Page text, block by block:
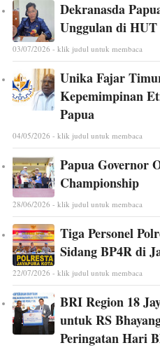
Dekranasda
Unggulan di
03/07/2026 - klik judul untuk membaca
Unika Fajar
Kepemimpinan
Papua
04/05/2026 - klik judul untuk membaca
Papua Governor
Championship
28/06/2026 - klik judul untuk membaca
Tiga Personel
Sidang BP4R di
22/07/2026 - klik judul untuk membaca
BRI Region 18
untuk RS
Peringatan Hari